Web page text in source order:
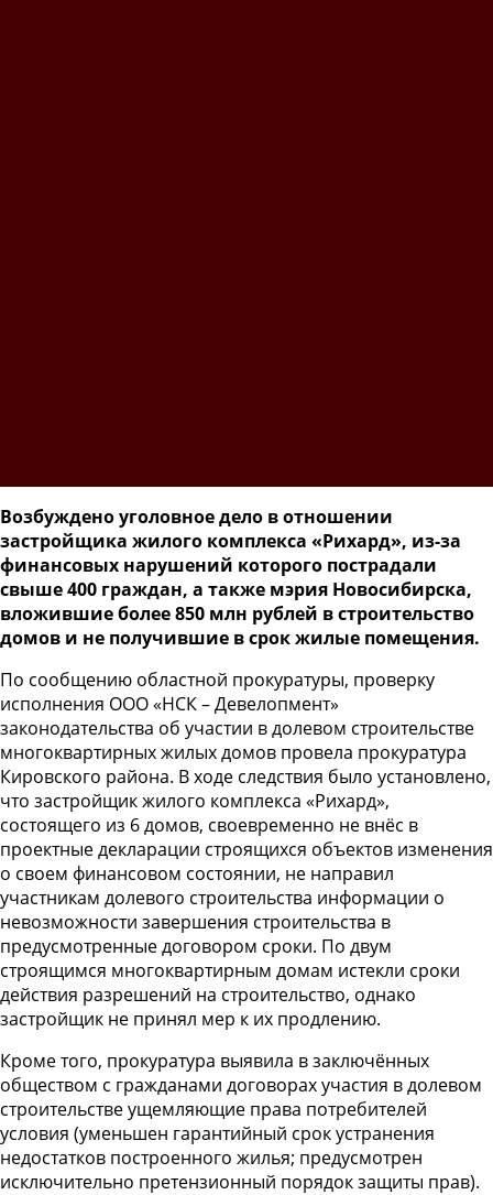
Возбуждено уголовное дело в отношении
застройщика жилого комплекса «Рихард», из-за
финансовых нарушений которого пострадали
свыше 400 граждан, а также мэрия Новосибирска,
вложившие более 850 млн рублей в строительство
домов и не получившие в срок жилые помещения.
По сообщению областной прокуратуры, проверку
исполнения ООО «НСК – Девелопмент»
законодательства об участии в долевом строительстве
многоквартирных жилых домов провела прокуратура
Кировского района. В ходе следствия было установлено,
что застройщик жилого комплекса «Рихард»,
состоящего из 6 домов, своевременно не внёс в
проектные декларации строящихся объектов изменения
о своем финансовом состоянии, не направил
участникам долевого строительства информации о
невозможности завершения строительства в
предусмотренные договором сроки. По двум
строящимся многоквартирным домам истекли сроки
действия разрешений на строительство, однако
застройщик не принял мер к их продлению.
Кроме того, прокуратура выявила в заключённых
обществом с гражданами договорах участия в долевом
строительстве ущемляющие права потребителей
условия (уменьшен гарантийный срок устранения
недостатков построенного жилья; предусмотрен
исключительно претензионный порядок защиты прав).